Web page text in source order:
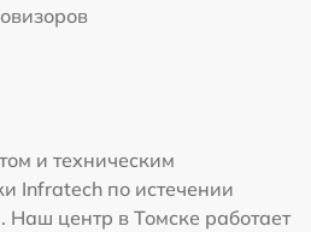
и техническим
Infratech по истечении
Наш центр в Томске работает